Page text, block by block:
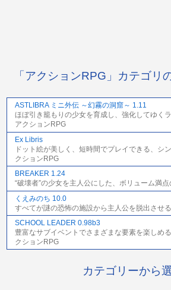
「アクションRPG」カテゴリ
ASTLIBRA ミニ外伝 ～幻霧の洞窟～ 1.11
ほぼ引き籠もりの少女を育成し、強化してゆく
アクションRPG
Ex Libris
ドット絵が美しく、短時間でプレイできる、シ
クションRPG
BREAKER 1.24
“破壊者”の少女を主人公にした、ボリューム満
くえみのち 10.0
すべてが謎の恐怖の施設から主人公を脱出させ
SCHOOL LEADER 0.98b3
豊富なサブイベントでさまざまな要素を楽しめ
クションRPG
カテゴリーから